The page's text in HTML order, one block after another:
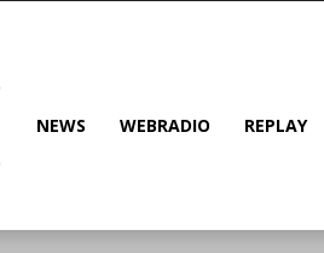
NEWS WEBRADIO REPLAY